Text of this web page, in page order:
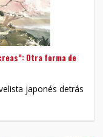
Otra forma de
japonés detrás